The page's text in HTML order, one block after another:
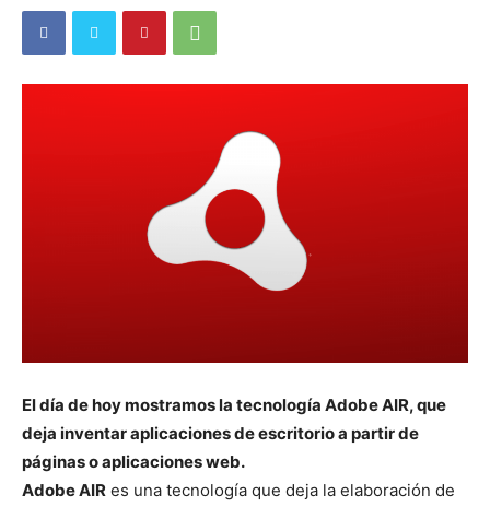
El día de hoy mostramos la tecnología Adobe AIR, que
deja inventar aplicaciones de escritorio a partir de
páginas o aplicaciones web.
Adobe AIR es una tecnología que deja la elaboración de